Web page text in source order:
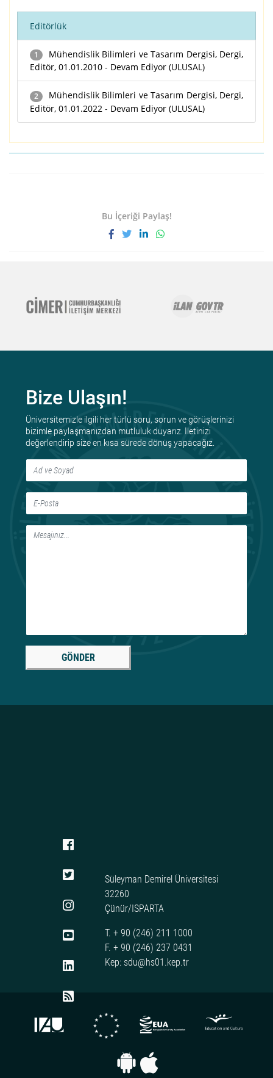
Editörlük
1
Mühendislik Bilimleri ve Tasarım Dergisi, Dergi,
Editör, 01.01.2010 - Devam Ediyor (ULUSAL)
2
Mühendislik Bilimleri ve Tasarım Dergisi, Dergi,
Editör, 01.01.2022 - Devam Ediyor (ULUSAL)
Bu İçeriği Paylaş!
Bize Ulaşın!
Üniversitemizle ilgili her türlü soru, sorun ve görüşlerinizi
bizimle paylaşmanızdan mutluluk duyarız. İletinizi
değerlendirip size en kısa sürede dönüş yapacağız.
GÖNDER
Süleyman Demirel Üniversitesi
32260
Çünür/ISPARTA
T. + 90 (246) 211 1000
F. + 90 (246) 237 0431
Kep: sdu@hs01.kep.tr